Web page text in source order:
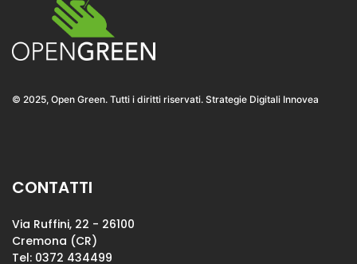
© 2025, Open Green. Tutti i diritti riservati. Strategie Digitali Innovea
CONTATTI
Via Ruffini, 22 - 26100
Cremona (CR)
Tel: 0372 434499